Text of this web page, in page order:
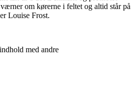
om kørerne i feltet og altid står på
Louise Frost.
med andre